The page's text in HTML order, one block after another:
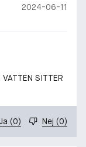
2024-06-11
VATTEN SITTER
Ja (0) Nej (0)